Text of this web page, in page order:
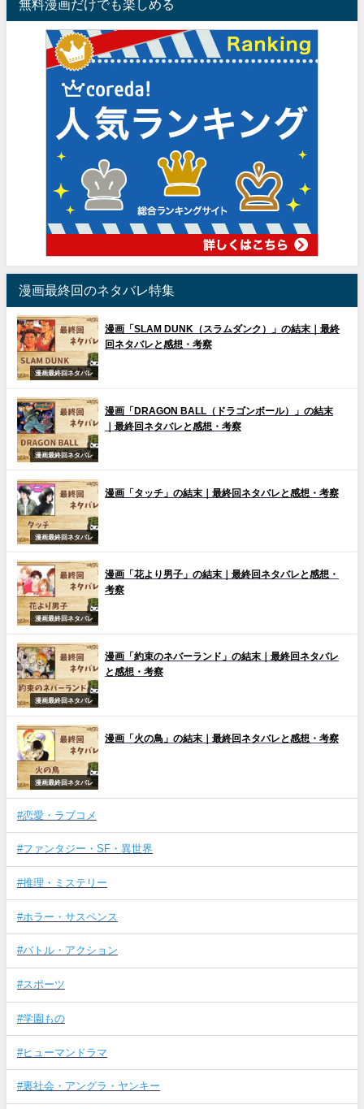
無料漫画だけでも楽しめる
漫画最終回のネタバレ特集
漫画最終回ネタバレ
漫画「SLAM DUNK（スラムダンク）」の結末｜最終
回ネタバレと感想・考察
漫画最終回ネタバレ
漫画「DRAGON BALL（ドラゴンボール）」の結末
｜最終回ネタバレと感想・考察
漫画最終回ネタバレ
漫画「タッチ」の結末｜最終回ネタバレと感想・考察
漫画最終回ネタバレ
漫画「花より男子」の結末｜最終回ネタバレと感想・
考察
漫画最終回ネタバレ
漫画「約束のネバーランド」の結末｜最終回ネタバレ
と感想・考察
漫画最終回ネタバレ
漫画「火の鳥」の結末｜最終回ネタバレと感想・考察
#恋愛・ラブコメ
#ファンタジー・SF・異世界
#推理・ミステリー
#ホラー・サスペンス
#バトル・アクション
#スポーツ
#学園もの
#ヒューマンドラマ
#裏社会・アングラ・ヤンキー